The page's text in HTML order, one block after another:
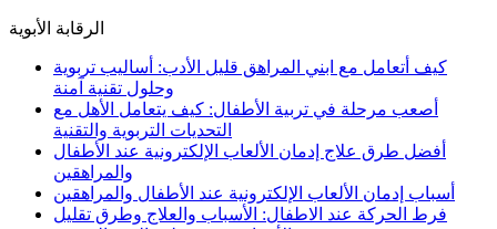
الرقابة الأبوية
كيف أتعامل مع ابني المراهق قليل الأدب: أساليب تربوية
وحلول تقنية آمنة
أصعب مرحلة في تربية الأطفال: كيف يتعامل الأهل مع
التحديات التربوية والتقنية
أفضل طرق علاج إدمان الألعاب الإلكترونية عند الأطفال
والمراهقين
أسباب إدمان الألعاب الإلكترونية عند الأطفال والمراهقين
فرط الحركة عند الاطفال: الأسباب والعلاج وطرق تقليل